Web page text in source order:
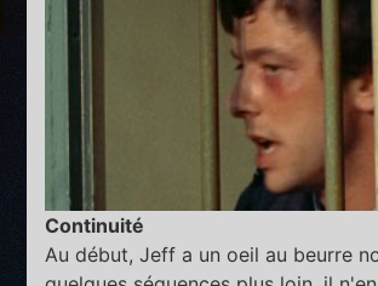
Continuité
Au début, Jeff a un oeil au beurre